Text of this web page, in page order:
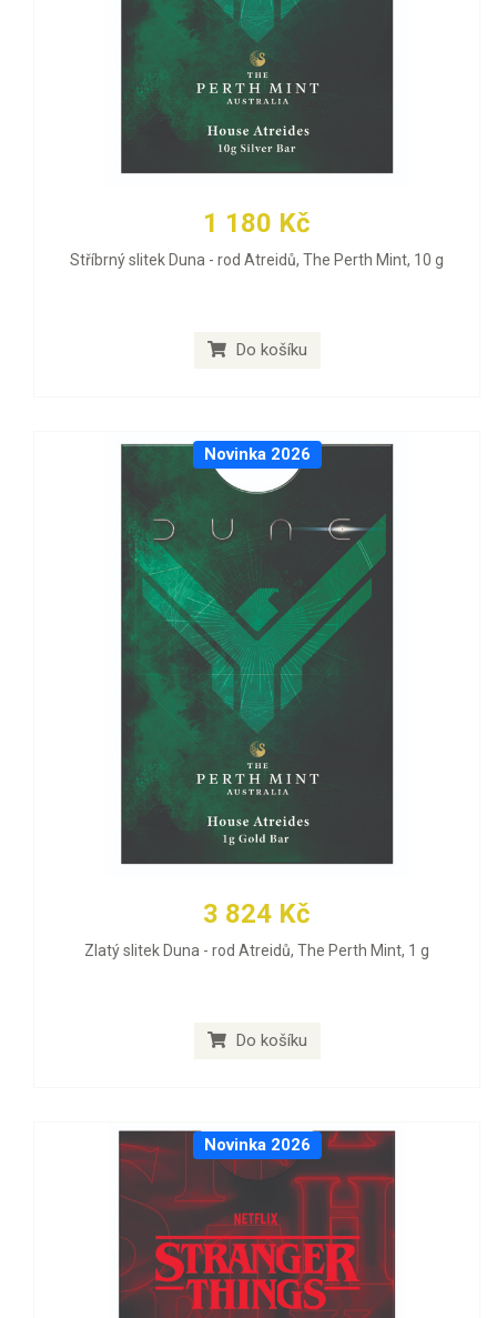
1 180 Kč
Stříbrný slitek Duna - rod Atreidů, The Perth Mint, 10 g
Do košíku
Novinka 2026
3 824 Kč
Zlatý slitek Duna - rod Atreidů, The Perth Mint, 1 g
Do košíku
Novinka 2026